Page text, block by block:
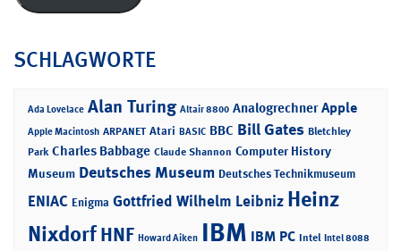
SCHLAGWORTE
Ada Lovelace Alan Turing Altair 8800 Analogrechner Apple
Apple Macintosh ARPANET Atari BASIC BBC Bill Gates Bletchley
Park Charles Babbage Claude Shannon Computer History
Museum Deutsches Museum Deutsches Technikmuseum
ENIAC Enigma Gottfried Wilhelm Leibniz Heinz
NixdorfHNF Howard Aiken IBM IBM PC Intel Intel 8088